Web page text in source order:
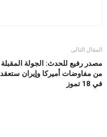
المقال التالى
مصدر رفيع للحدث: الجولة المقبلة
من مفاوضات أميركا وإيران ستعقد
في 18 تموز